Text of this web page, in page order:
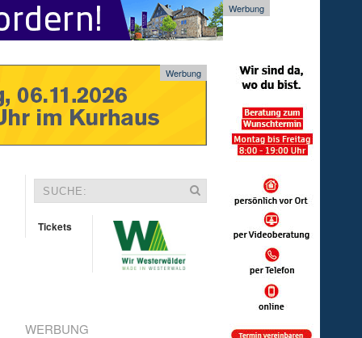
Werbung
Werbung
Tickets
WERBUNG